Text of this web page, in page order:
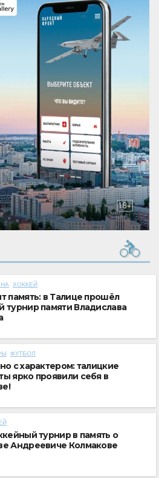
ХОККЕЙ
память: в Талице прошёл
турнир памяти Владислава
ФУТБОЛ
с характером: талицкие
ярко проявили себя в
турнир в память о
Андреевиче Колмакове